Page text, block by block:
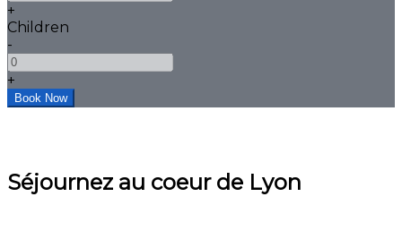
+
Children
-
+
Séjournez au coeur de Lyon